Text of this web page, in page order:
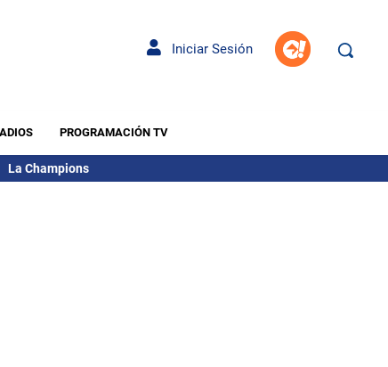
Iniciar Sesión
PROGRAMACIÓN TV
La Champions